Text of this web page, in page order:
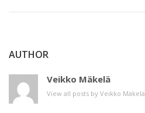
AUTHOR
Veikko Mäkelä
View all posts by Veikko Mäkelä